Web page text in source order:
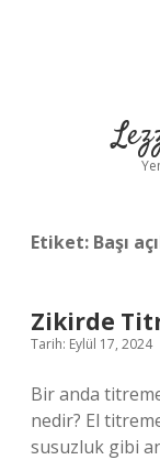
Etiket: Başı
Zikirde
Tarih: Eylül 17, 2024
Bir anda
nedir? El
susuzluk gibi